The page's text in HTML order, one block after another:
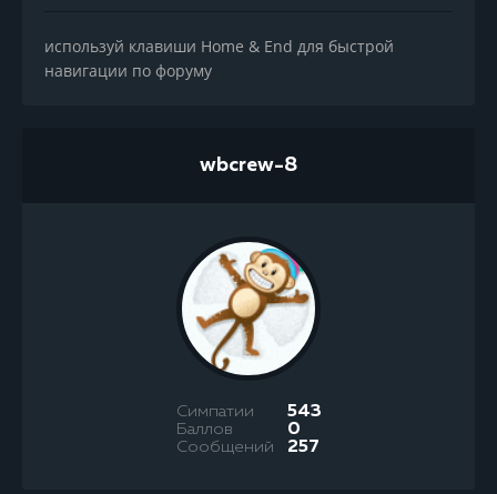
используй клавиши Home & End для быстрой
навигации по форуму
wbcrew-8
Симпатии 543
Баллов 0
Сообщений 257